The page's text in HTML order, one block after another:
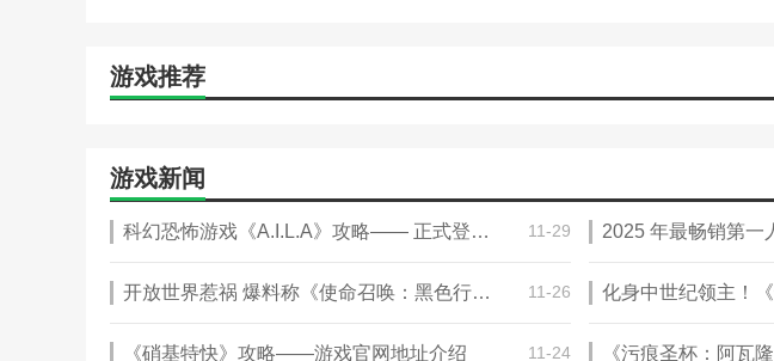
游戏推荐
游戏新闻
科幻恐怖游戏《A.I.L.A》攻略—— 正式登陆 STEAM、PS和 Xbox 平台！ 11-29
开放世界惹祸 爆料称《使命召唤：黑色行动7》攻略——战役模式拉跨 11-26
《硝基特快》攻略——游戏官网地址介绍 11-24